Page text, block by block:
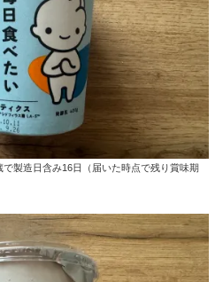
製造日含み16日（届いた時点で残り賞味期